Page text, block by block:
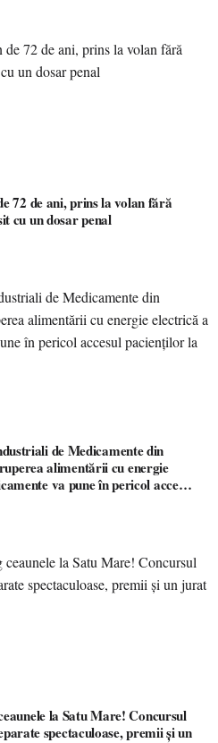
72 de ani, prins la volan fără
cu un dosar penal
de Medicamente din
alimentării cu energie
va pune în pericol accesul
spectaculoase, premii și un